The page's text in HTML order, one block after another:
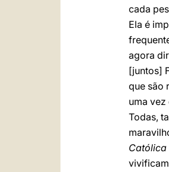
cada
Ela é
agora
[juntos]
que são
uma vez
Todas,
Católica